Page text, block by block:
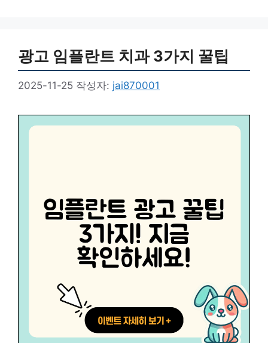
광고 임플란트 치과 3가지 꿀팁
2025-11-25 작성자: jai870001